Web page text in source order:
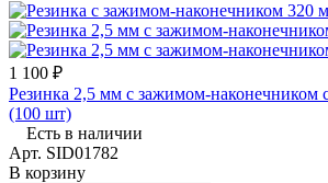
1 100 ₽
Резинка 2,5 мм с зажимом-наконечником
(100 шт)
Есть в наличии
Арт. SID01782
В корзину